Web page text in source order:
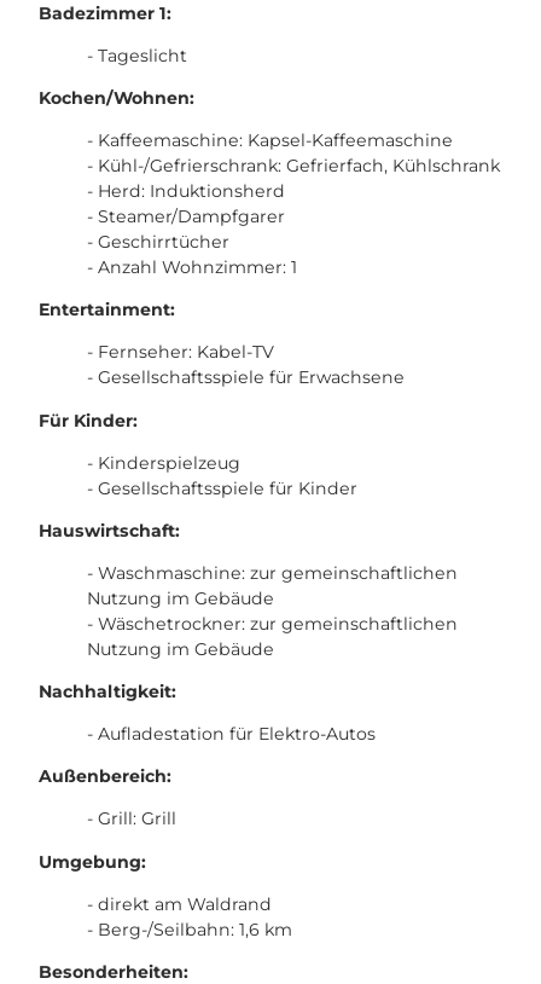
Badezimmer 1:
- Tageslicht
Kochen/Wohnen:
- Kaffeemaschine: Kapsel-Kaffeemaschine
- Kühl-/Gefrierschrank: Gefrierfach, Kühlschrank
- Herd: Induktionsherd
- Steamer/Dampfgarer
- Geschirrtücher
- Anzahl Wohnzimmer: 1
Entertainment:
- Fernseher: Kabel-TV
- Gesellschaftsspiele für Erwachsene
Für Kinder:
- Kinderspielzeug
- Gesellschaftsspiele für Kinder
Hauswirtschaft:
- Waschmaschine: zur gemeinschaftlichen
Nutzung im Gebäude
- Wäschetrockner: zur gemeinschaftlichen
Nutzung im Gebäude
Nachhaltigkeit:
- Aufladestation für Elektro-Autos
Außenbereich:
- Grill: Grill
Umgebung:
- direkt am Waldrand
- Berg-/Seilbahn: 1,6 km
Besonderheiten: